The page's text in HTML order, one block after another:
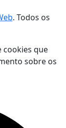
. Todos os
cookies que
sobre os